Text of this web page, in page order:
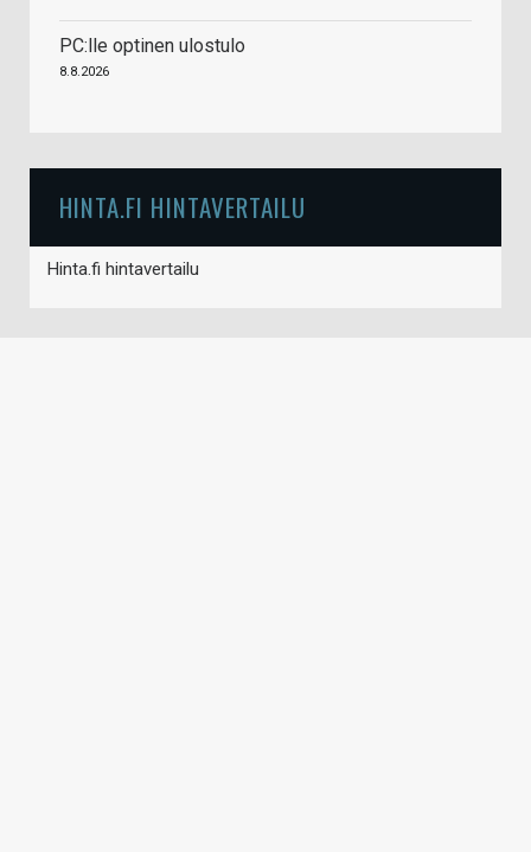
PC:lle optinen ulostulo
8.8.2026
HINTA.FI HINTAVERTAILU
Hinta.fi hintavertailu